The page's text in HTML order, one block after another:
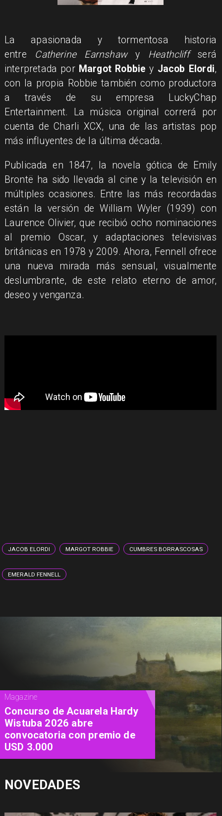
La apasionada y tormentosa historia
entre Catherine Earnshawy Heathcliffserá
interpretada por Margot Robbie y Jacob Elordi,
con la propia Robbie también como productora
a través de su empresa LuckyChap
Entertainment. La música original correrá por
cuenta de Charli XCX, una de las artistas pop
más influyentes de la última década.
Publicada en 1847, la novela gótica de Emily
Brontë ha sido llevada al cine y la televisión en
múltiples ocasiones. Entre las más recordadas
están la versión de William Wyler (1939) con
Laurence Olivier, que recibió ocho nominaciones
al premio Oscar, y adaptaciones televisivas
británicas en 1978 y 2009. Ahora, Fennell ofrece
una nueva mirada más sensual, visualmente
deslumbrante, de este relato eterno de amor,
deseo y venganza.
JACOB ELORDI MARGOT ROBBIE CUMBRES BORRASCOSAS
EMERALD FENNELL
Cine
"Diamanti": una carta de amor al
cine contada a través de las
mujeres
NOVEDADES